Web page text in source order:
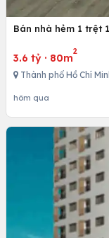
Bán nhà hẻm 1 trệt
3.6 tỷ · 80m
2
Thành phố Hồ Chí
hôm qua